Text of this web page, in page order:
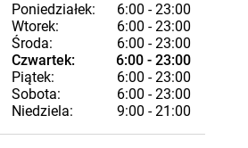
Poniedziałek:
6:00 - 23:00
Wtorek:
6:00 - 23:00
Środa:
6:00 - 23:00
Czwartek:
6:00 - 23:00
Piątek:
6:00 - 23:00
Sobota:
6:00 - 23:00
Niedziela:
9:00 - 21:00